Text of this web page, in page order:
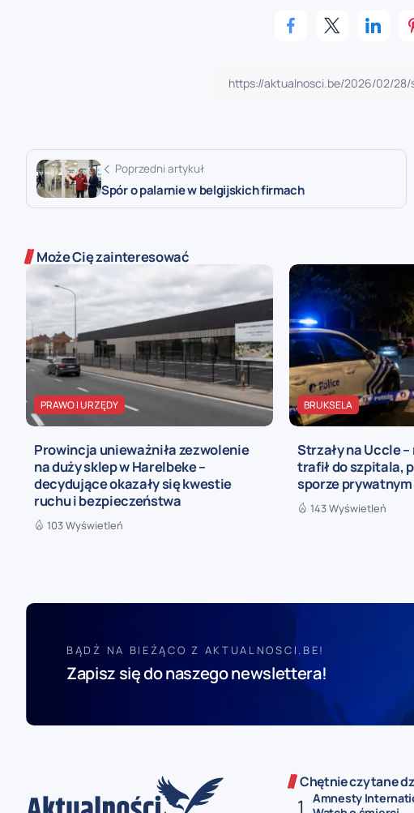
Poprzedni artykuł
Spór o palarnie w belgijskich firmach
Może Cię zainteresować
PRAWO I URZĘDY
Prowincja unieważniła zezwolenie
na duży sklep w Harelbeke –
decydujące okazały się kwestie
ruchu i bezpieczeństwa
103 Wyświetleń
BRUKSELA
Strzały na Uccle
trafił do szpitala,
sporze prywatnym
143 Wyświetleń
BĄDŹ NA BIEŻĄCO Z AKTUALNOSCI.BE!
Zapisz się do naszego newslettera!
Chętnie czytane
Amnesty